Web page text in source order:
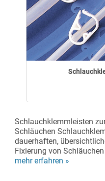
Schlauchklemmleisten
Schläuchen
dauerhaften,
Fixierung von
mehr erfahren »